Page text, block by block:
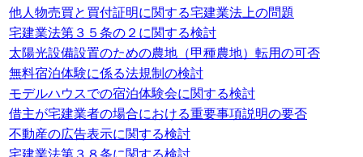
他人物売買と買付証明に関する宅建業法上の問題
宅建業法第３５条の２に関する検討
太陽光設備設置のための農地（甲種農地）転用の可否
無料宿泊体験に係る法規制の検討
モデルハウスでの宿泊体験会に関する検討
借主が宅建業者の場合における重要事項説明の要否
不動産の広告表示に関する検討
宅建業法第３８条に関する検討